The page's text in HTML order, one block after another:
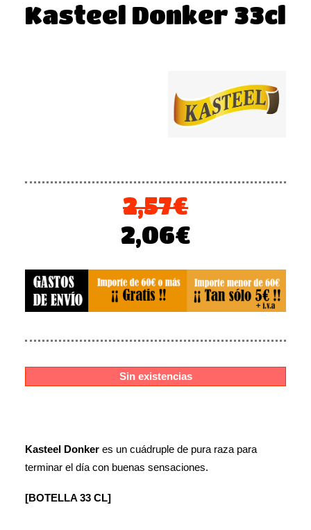
Kasteel Donker 33cl
2,57€
El
precio
original
era:
2,57€.
2,06€El
precio
actual
es:
2,06€.
Sin existencias
Kasteel Donker es un cuádruple de pura raza para
terminar el día con buenas sensaciones.
[BOTELLA 33 CL]